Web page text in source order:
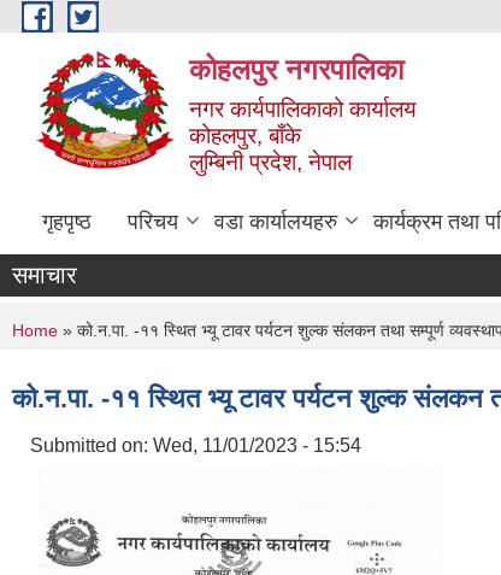
Skip to main content
कोहलपुर नगरपालिका
नगर कार्यपालिकाको कार्यालय
कोहलपुर, बाँके
लुम्बिनी प्रदेश, नेपाल
गृहपृष्ठ परिचय वडा कार्यालयहरु कार्यक्रम तथा
समाचार
You are here
Home » को.न.पा. -११ स्थित भ्यू टावर पर्यटन शुल्क संलकन तथा सम्पूर्ण
को.न.पा. -११ स्थित भ्यू टावर पर्यटन शुल्क संलकन
Submitted on: Wed, 11/01/2023 - 15:54